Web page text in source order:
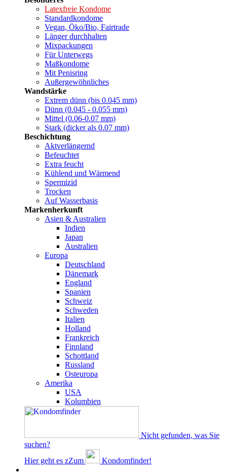
Latexfreie Kondome
Standardkondome
Vegan, Öko/Bio, Fairtrade
Länger durchhalten
Mixpackungen
Für Unterwegs
Maßkondome
Mit Penisring
Außergewöhnliches
Wandstärke
Extrem dünn (bis 0.045 mm)
Dünn (0.045 - 0.055 mm)
Mittel (0.06-0.07 mm)
Stark (dicker als 0.07 mm)
Beschichtung
Aktverlängernd
Befeuchtet
Extra feucht
Kühlend und Wärmend
Spermizid
Trocken
Auf Wasserbasis
Markenherkunft
Asien & Australien
Indien
Japan
Australien
Europa
Deutschland
Dänemark
England
Spanien
Schweiz
Schweden
Italien
Holland
Frankreich
Finnland
Schottland
Russland
Osteuropa
Amerika
USA
Kolumbien
Nicht gefunden, was Sie
suchen?
Hier geht es zZum
Kondomfinder!